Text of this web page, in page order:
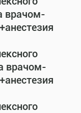
врачом-
врачом-